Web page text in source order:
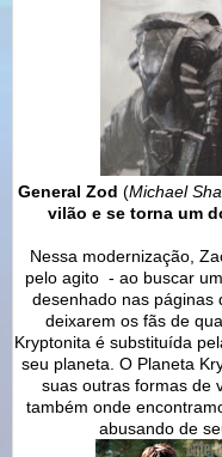
General Zod (Michael
vilão e se torna um
Nessa modernização,
pelo agito - ao buscar
desenhado nas páginas
deixarem os fãs de
Kryptonita é substituída
seu planeta. O Planeta
suas outras formas de
também onde
abusando de